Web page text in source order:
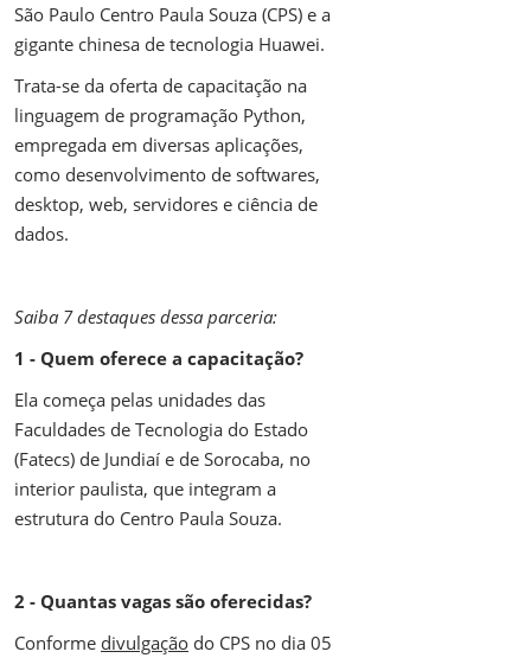
São Paulo Centro Paula Souza (CPS) e a
gigante chinesa de tecnologia Huawei.
Trata-se da oferta de capacitação na
linguagem de programação Python,
empregada em diversas aplicações,
como desenvolvimento de softwares,
desktop, web, servidores e ciência de
dados.
Saiba 7 destaques dessa parceria:
1 - Quem oferece a capacitação?
Ela começa pelas unidades das
Faculdades de Tecnologia do Estado
(Fatecs) de Jundiaí e de Sorocaba, no
interior paulista, que integram a
estrutura do Centro Paula Souza.
2 - Quantas vagas são oferecidas?
Conforme divulgação do CPS no dia 05